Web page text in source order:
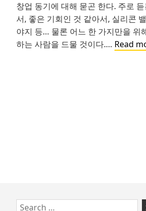
창업 동기에 대해 묻곤 한다. 주로
서, 좋은 기회인 것 같아서, 실리콘
야지 등… 물론 어느 한 가지만을 위
하는 사람을 드물 것이다.… Read
Skip
Search